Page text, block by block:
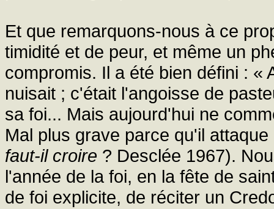
Et que remarquons-nous à ce
timidité et de peur, et même un
compromis. Il a été bien défini : «
nuisait ; c'était l'angoisse de
sa foi... Mais aujourd'hui ne
Mal plus grave parce qu'il
faut-il croire ? Desclée 1967).
l'année de la foi, en la fête de
de foi explicite, de réciter un